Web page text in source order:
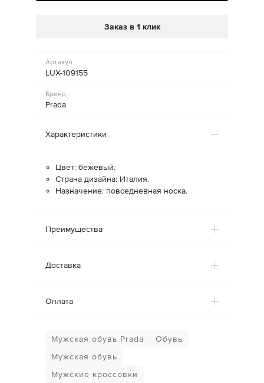
Заказ в 1 клик
Артикул
LUX-109155
Бренд
Prada
Характеристики
Цвет: бежевый.
Страна дизайна: Италия.
Назначение: повседневная носка.
Преимущества
Доставка
Оплата
Мужская обувь Prada
Обувь
Мужская обувь
Мужские кроссовки